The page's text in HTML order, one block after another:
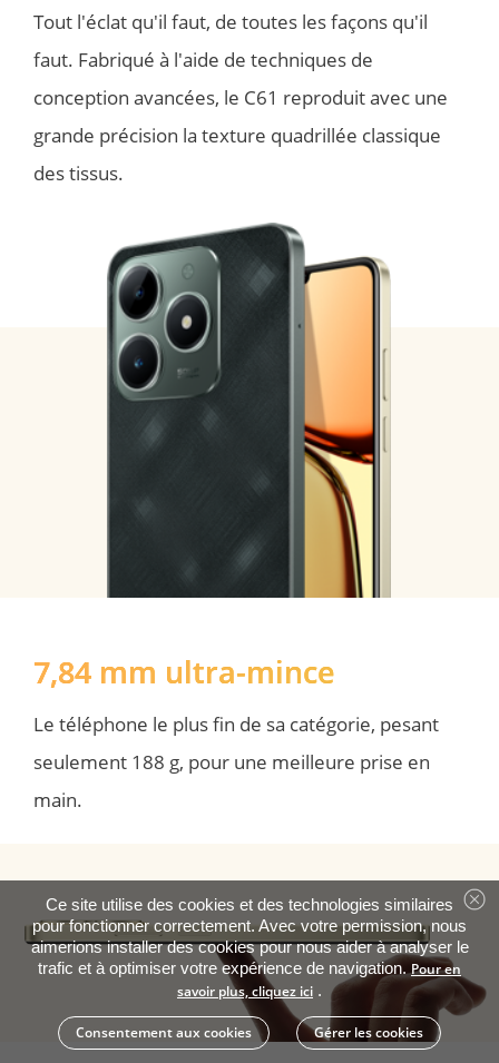
Tout l'éclat qu'il faut, de toutes les façons qu'il
faut. Fabriqué à l'aide de techniques de
conception avancées, le C61 reproduit avec une
grande précision la texture quadrillée classique
des tissus.
7,84 mm ultra-mince
Le téléphone le plus fin de sa catégorie, pesant
seulement 188 g, pour une meilleure prise en
main.
Ce site utilise des cookies et des technologies similaires
pour fonctionner correctement. Avec votre permission, nous
aimerions installer des cookies pour nous aider à analyser le
trafic et à optimiser votre expérience de navigation. Pour en
savoir plus, cliquez ici .
Consentement aux cookies Gérer les cookies